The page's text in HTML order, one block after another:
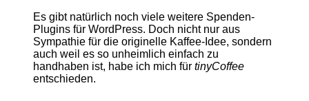
Es gibt natürlich noch viele weitere Spenden-
Plugins für WordPress. Doch nicht nur aus
Sympathie für die originelle Kaffee-Idee, sondern
auch weil es so unheimlich einfach zu
handhaben ist, habe ich mich für tinyCoffee
entschieden.